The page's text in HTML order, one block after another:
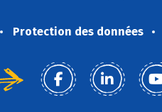
Protection des données